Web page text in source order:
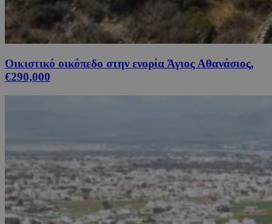
Οικιστικό οικόπεδο στην ενορία Άγιος Αθανάσιος,
€290,000